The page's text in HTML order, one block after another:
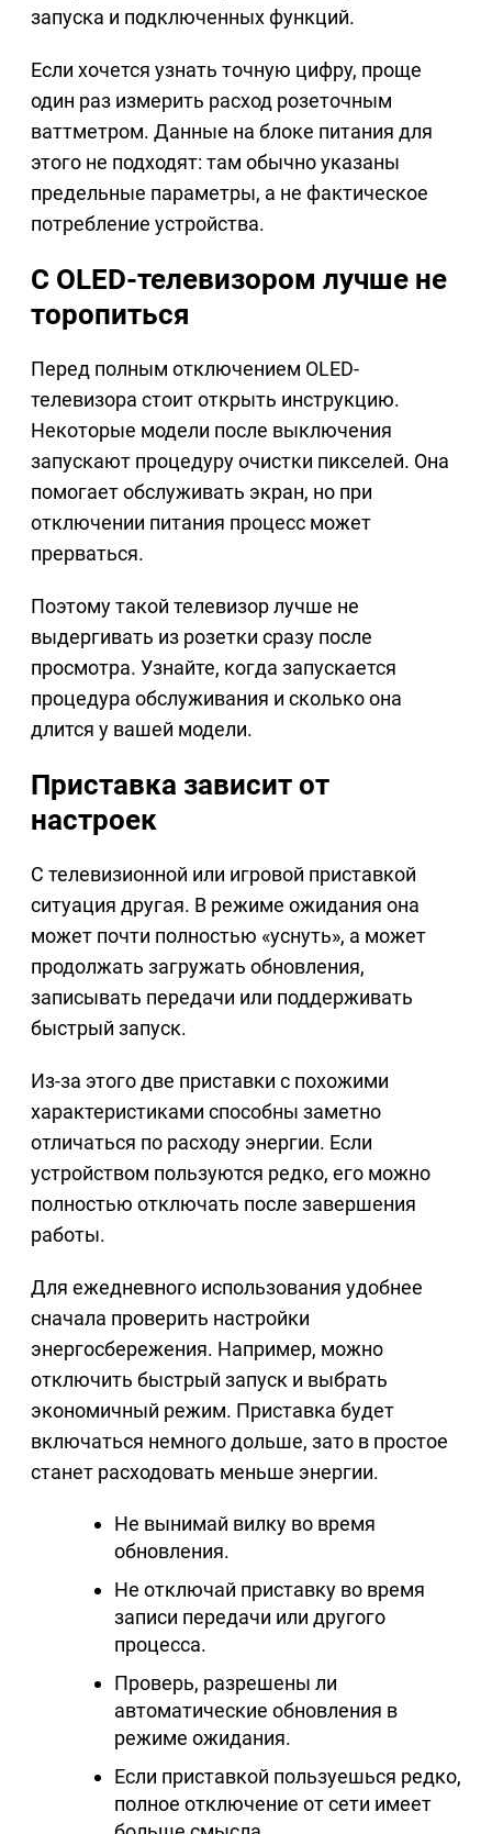
запуска и подключенных функций.
Если хочется узнать точную цифру, проще
один раз измерить расход розеточным
ваттметром. Данные на блоке питания для
этого не подходят: там обычно указаны
предельные параметры, а не фактическое
потребление устройства.
С OLED-телевизором лучше не
торопиться
Перед полным отключением OLED-
телевизора стоит открыть инструкцию.
Некоторые модели после выключения
запускают процедуру очистки пикселей. Она
помогает обслуживать экран, но при
отключении питания процесс может
прерваться.
Поэтому такой телевизор лучше не
выдергивать из розетки сразу после
просмотра. Узнайте, когда запускается
процедура обслуживания и сколько она
длится у вашей модели.
Приставка зависит от
настроек
С телевизионной или игровой приставкой
ситуация другая. В режиме ожидания она
может почти полностью «уснуть», а может
продолжать загружать обновления,
записывать передачи или поддерживать
быстрый запуск.
Из-за этого две приставки с похожими
характеристиками способны заметно
отличаться по расходу энергии. Если
устройством пользуются редко, его можно
полностью отключать после завершения
работы.
Для ежедневного использования удобнее
сначала проверить настройки
энергосбережения. Например, можно
отключить быстрый запуск и выбрать
экономичный режим. Приставка будет
включаться немного дольше, зато в простое
станет расходовать меньше энергии.
Не вынимай вилку во время
обновления.
Не отключай приставку во время
записи передачи или другого
процесса.
Проверь, разрешены ли
автоматические обновления в
режиме ожидания.
Если приставкой пользуешься редко,
полное отключение от сети имеет